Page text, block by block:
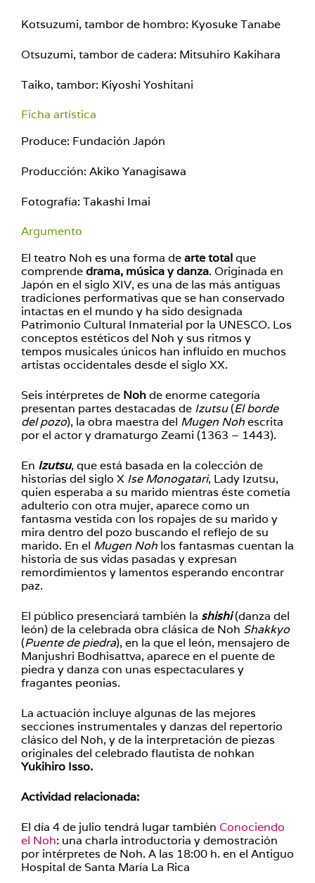
Kotsuzumi, tambor de hombro: Kyosuke Tanabe
Otsuzumi, tambor de cadera: Mitsuhiro Kakihara
Taiko, tambor: Kiyoshi Yoshitani
Ficha artística
Produce: Fundación Japón
Producción: Akiko Yanagisawa
Fotografía: Takashi Imai
Argumento
El teatro Noh es una forma dearte totalque
comprendedrama, música y danza. Originada en
Japón en el siglo XIV, es una de las más antiguas
tradiciones performativas que se han conservado
intactas en el mundo y ha sido designada
Patrimonio Cultural Inmaterial por la UNESCO. Los
conceptos estéticos del Noh y sus ritmos y
tempos musicales únicos han influido en muchos
artistas occidentales desde el siglo XX.
Seis intérpretes de Nohde enorme categoría
presentan partes destacadas de Izutsu(El borde
del pozo), la obra maestra del Mugen Nohescrita
por el actor y dramaturgo Zeami (1363 – 1443).
En Izutsu, que está basada en la colección de
historias del siglo X Ise Monogatari, Lady Izutsu,
quien esperaba a su marido mientras éste cometía
adulterio con otra mujer, aparece como un
fantasma vestida con los ropajes de su marido y
mira dentro del pozo buscando el reflejo de su
marido. En el Mugen Noh los fantasmas cuentan la
historia de sus vidas pasadas y expresan
remordimientos y lamentos esperando encontrar
paz.
El público presenciará también la shishi(danza del
león) de la celebrada obra clásica de Noh Shakkyo
(Puente de piedra), en la que el león, mensajero de
Manjushri Bodhisattva, aparece en el puente de
piedra y danza con unas espectaculares y
fragantes peonias.
La actuación incluye algunas de las mejores
secciones instrumentales y danzas del repertorio
clásico del Noh, y de la interpretación de piezas
originales del celebrado flautista de nohkan
Yukihiro Isso.
Actividad relacionada:
El día 4 de julio tendrá lugar también Conociendo
el Noh: una charla introductoria y demostración
por intérpretes de Noh. A las 18:00 h. en el Antiguo
Hospital de Santa María La Rica